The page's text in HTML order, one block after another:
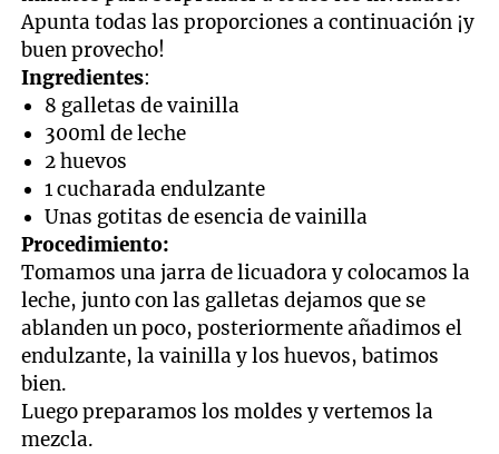
Apunta todas las proporciones a continuación ¡y
buen provecho!
Ingredientes:
8 galletas de vainilla
300ml de leche
2 huevos
1 cucharada endulzante
Unas gotitas de esencia de vainilla
Procedimiento:
Tomamos una jarra de licuadora y colocamos la
leche, junto con las galletas dejamos que se
ablanden un poco, posteriormente añadimos el
endulzante, la vainilla y los huevos, batimos
bien.
Luego preparamos los moldes y vertemos la
mezcla.